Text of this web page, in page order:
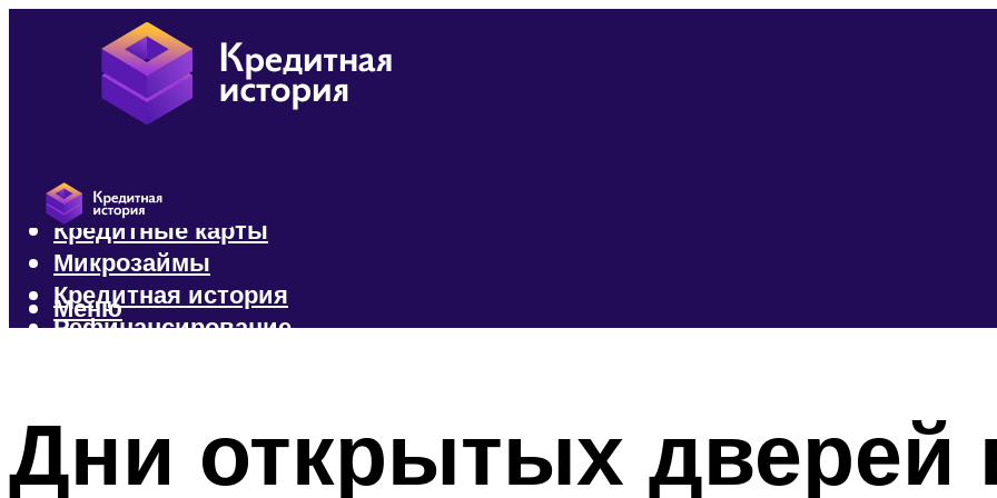
Кредиты
Кредитные карты
Микрозаймы
Кредитная история
Рефинансирование
Меню
Дни открытых дверей